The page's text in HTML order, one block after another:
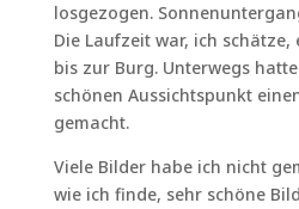
losgezogen.
Die Laufzeit war, ich
bis zur Burg. Unterwegs
schönen Aussichtspunkt
gemacht.
Viele Bilder habe ich nicht
wie ich finde, sehr schöne